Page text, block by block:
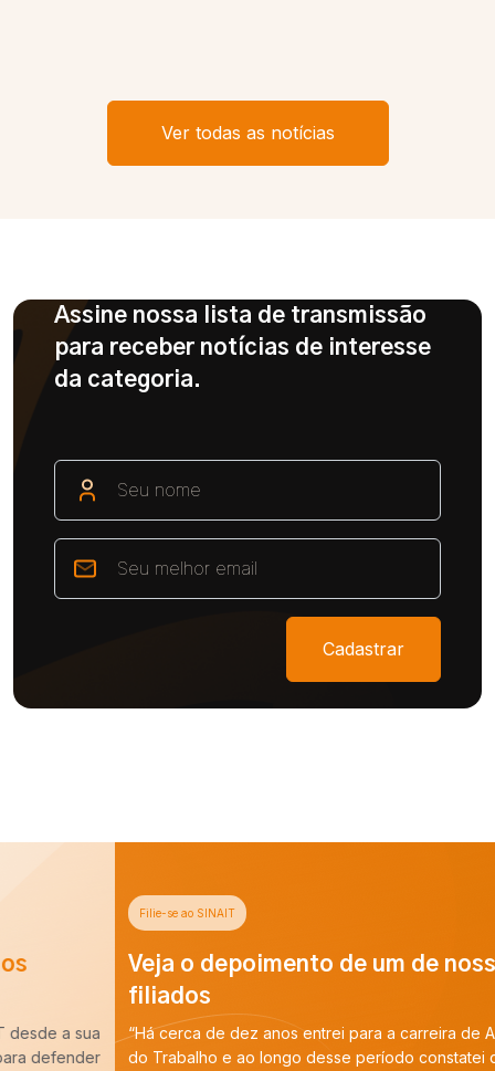
Ver todas as notícias
Assine nossa lista de transmissão
para receber notícias de interesse
da categoria.
Cadastrar
Veja o depoimento de um de nossos
“Há cerca de dez anos entrei para a carreira de Auditoria-Fiscal
do Trabalho e ao longo desse período constatei que é